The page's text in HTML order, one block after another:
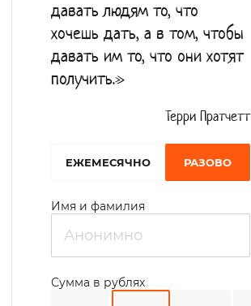
давать людям то, что
хочешь дать, а в том, чтобы
давать им то, что они хотят
получить.»
Терри Пратчетт
EЖЕМЕСЯЧНО РАЗОВО
Имя и фамилия
Сумма в рублях